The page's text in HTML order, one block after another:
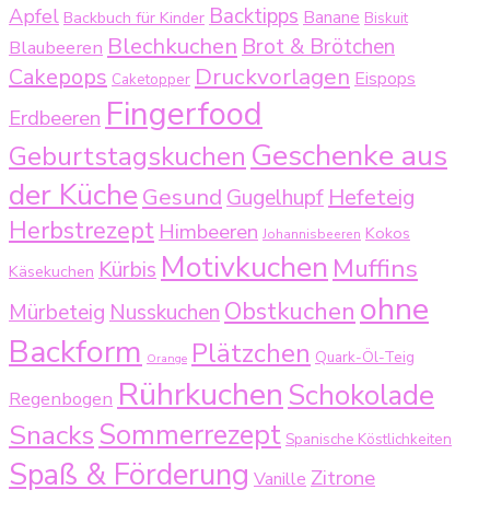
Apfel Backbuch für Kinder Backtipps Banane Biskuit
Blaubeeren Blechkuchen Brot & Brötchen
Cakepops Caketopper Druckvorlagen Eispops
Erdbeeren Fingerfood
Geburtstagskuchen Geschenke aus
der KücheGesund Gugelhupf Hefeteig
Herbstrezept Himbeeren Johannisbeeren Kokos
Käsekuchen Kürbis Motivkuchen Muffins
Mürbeteig Nusskuchen Obstkuchen ohne
Backform Orange Plätzchen Quark-Öl-Teig
Regenbogen Rührkuchen Schokolade
SnacksSommerrezept Spanische Köstlichkeiten
Spaß & Förderung Vanille Zitrone